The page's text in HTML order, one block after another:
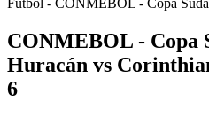
CONMEBOL - Copa
Huracán vs
6